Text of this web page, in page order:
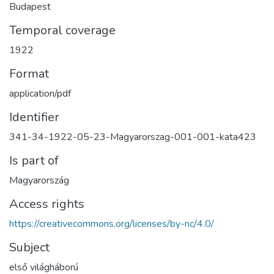
Budapest
Temporal coverage
1922
Format
application/pdf
Identifier
341-34-1922-05-23-Magyarorszag-001-001-kata423
Is part of
Magyarország
Access rights
https://creativecommons.org/licenses/by-nc/4.0/
Subject
első világháború